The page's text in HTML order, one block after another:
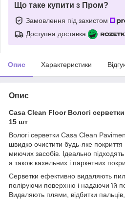
Що таке купити з Пром?
Замовлення під захистом
Доступна доставка
Опис Характеристики
Опис
Casa Clean Floor Вологі
15 шт
Вологі серветки Casa Clean
швидко очистити будь-яке покриття
миючих засобів. Ідеально
а також кахельних і паркетних
Серветки ефективно видаляють
поліруючи поверхню і надаючи їй
Видаляють плями, відбитки